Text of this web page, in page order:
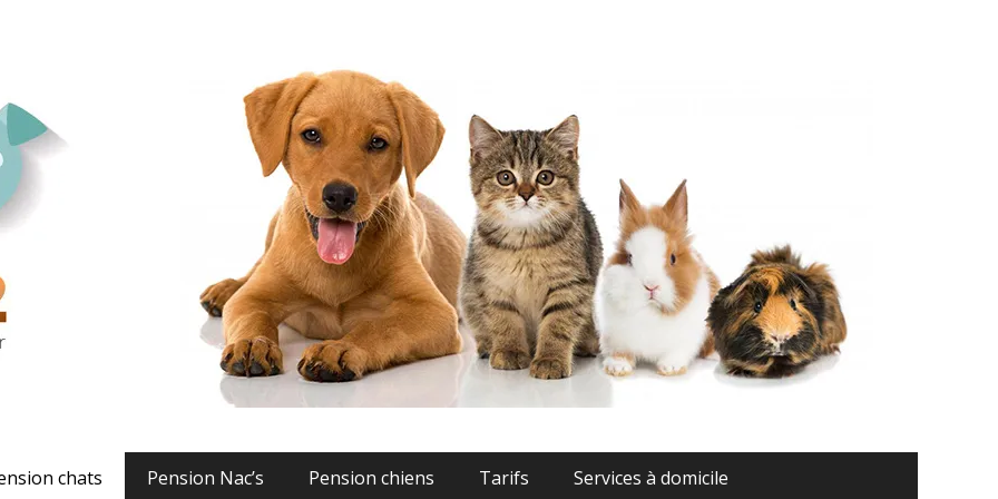
chats chiens Montauban
chats Pension Nac’s Pension chiens Tarifs Services à domicile